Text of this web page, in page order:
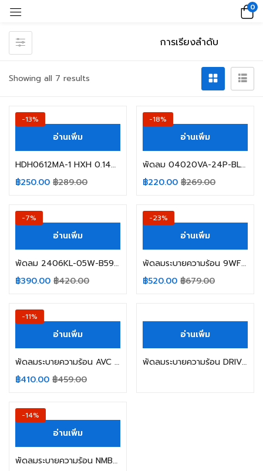
0
Showing all 7 results
-13%
อ่านเพิ่ม
HDH0612MA-1 HXH 0.14A 12VDC SIZE 60X62X25MM. 3 สาย
฿250.00 ฿289.00
-18%
อ่านเพิ่ม
พัดลม 04020VA-24P-BL NMB-MAT 0.13A 24VDC 3สาย
฿220.00 ฿269.00
-7%
อ่านเพิ่ม
พัดลม 2406KL-05W-B59 NMB-MAT 0.13A 24V CONNECTOR สีขาว 3 สาย
฿390.00 ฿420.00
-23%
อ่านเพิ่ม
พัดลมระบายความร้อน 9WF122AH1D01 SANYO 24V 0.32A 3สาย
฿520.00 ฿679.00
-11%
อ่านเพิ่ม
พัดลมระบายความร้อน AVC DATA1238B2U DC12V 1.56A 3 สาย
฿410.00 ฿459.00
อ่านเพิ่ม
พัดลมระบายความร้อน DRIVE FAN-12038VA-24Q-FA 24VDC 1.20AMP MAKE-NMB
-14%
อ่านเพิ่ม
พัดลมระบายความร้อน NMB-MAT 15038PB-B0L-EP-00 AC 200V 50/60Hz 34/33W